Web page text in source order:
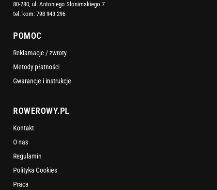
80-280, ul. Antoniego Słonimskiego 7
tel. kom: 798 943 296
POMOC
Reklamacje / zwroty
Metody płatności
Gwarancje i instrukcje
ROWEROWY.PL
Kontakt
O nas
Regulamin
Polityka Cookies
Praca